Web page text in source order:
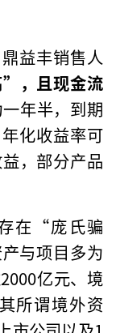
益丰销售人
，且现金流
年半，到期
化收益率可
，部分产品
在“庞氏骗
与项目多为
亿元、境
所谓境外资